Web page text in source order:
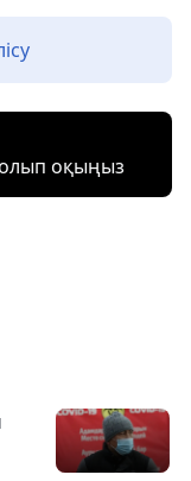
оқыңыз